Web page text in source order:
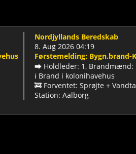
Nordjyllands Beredskab
8. Aug 2026 04:19
Førstemelding: Bygn.brand-
➡️ Holdleder: 1, Brandmænd: 5
ℹ️ Brand i kolonihavehus
🚒 Forventet: Sprøjte + Vandtank
Station: Aalborg